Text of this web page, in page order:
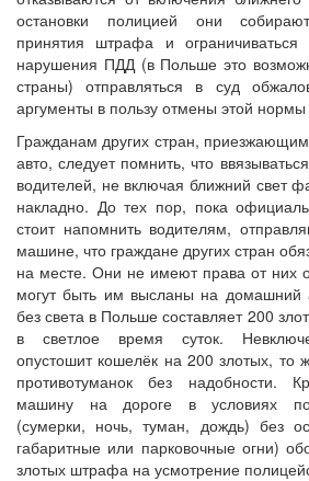
остановки полицией они
принятия штрафа и ограничиваться
нарушения ПДД (в Польше это
страны) отправляться в суд
аргументы в пользу отмены этой
Гражданам других стран,
авто, следует помнить, что
водителей, не включая ближний свет
накладно. До тех пор, пока
стоит напомнить водителям,
машине, что граждане других стран
на месте. Они не имеют права от них
могут быть им высланы на
без света в Польше составляет 200
в светлое время суток.
опустошит кошелёк на 200 злотых, то
противотуманок без надобности.
машину на дороге в условиях
(сумерки, ночь, туман, дождь) без
габаритные или парковочные огни)
злотых штрафа на усмотрение